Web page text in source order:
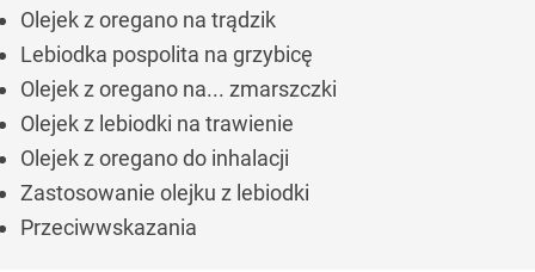
Olejek z oregano na trądzik
Lebiodka pospolita na grzybicę
Olejek z oregano na... zmarszczki
Olejek z lebiodki na trawienie
Olejek z oregano do inhalacji
Zastosowanie olejku z lebiodki
Przeciwwskazania